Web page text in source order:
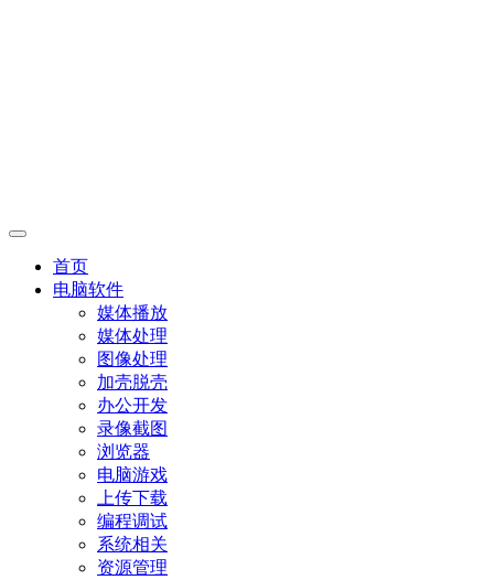
首页
电脑软件
媒体播放
媒体处理
图像处理
加壳脱壳
办公开发
录像截图
浏览器
电脑游戏
上传下载
编程调试
系统相关
资源管理